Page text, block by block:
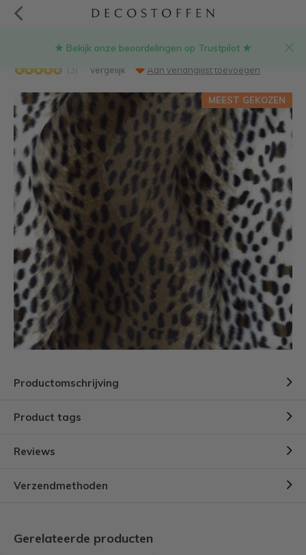
★ Bekijk onze beoordelingen op Trustpilot ★
Panterprint velboa stof
(3) Vergelijk Aan verlanglijst toevoegen
MEEST GEKOZEN
Productomschrijving
Product tags
Reviews
Verzendmethoden
Gerelateerde producten